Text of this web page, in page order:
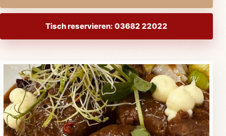
Tisch reservieren: 03682 22022